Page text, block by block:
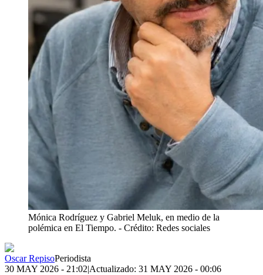
Mónica Rodríguez y Gabriel Meluk, en medio de la
polémica en El Tiempo. - Crédito: Redes sociales
Oscar RepisoPeriodista
30 MAY 2026 - 21:02|Actualizado: 31 MAY 2026 - 00:06